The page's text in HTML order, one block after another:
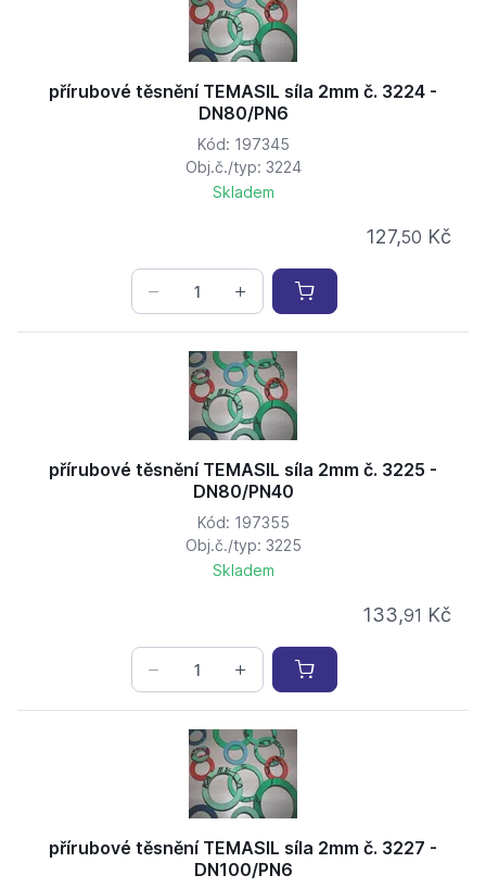
přírubové těsnění TEMASIL síla 2mm č. 3224 -
DN80/PN6
Kód: 197345
Obj.č./typ: 3224
Skladem
127,50 Kč
přírubové těsnění TEMASIL síla 2mm č. 3225 -
DN80/PN40
Kód: 197355
Obj.č./typ: 3225
Skladem
133,91 Kč
přírubové těsnění TEMASIL síla 2mm č. 3227 -
DN100/PN6